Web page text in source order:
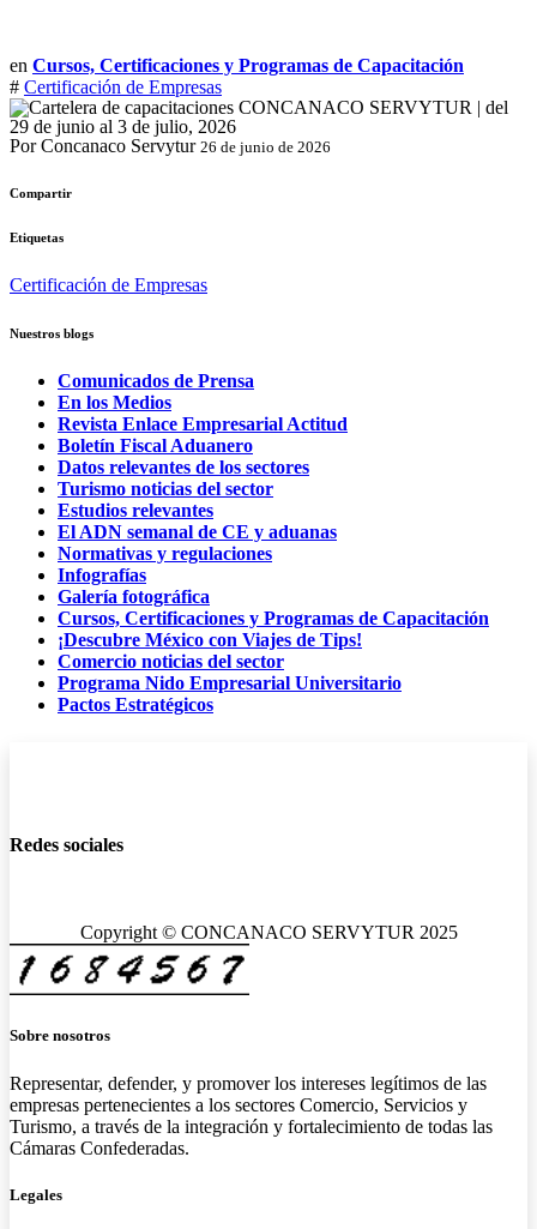
en Cursos, Certificaciones y Programas de Capacitación
# Certificación de Empresas
Por Concanaco Servytur 26 de junio de 2026
Compartir
Etiquetas
Certificación de Empresas
Nuestros blogs
Comunicados de Prensa
En los Medios
Revista Enlace Empresarial Actitud
Boletín Fiscal Aduanero
Datos relevantes de los sectores
Turismo noticias del sector
Estudios relevantes
El ADN semanal de CE y aduanas
Normativas y regulaciones
Infografías
Galería fotográfica
Cursos, Certificaciones y Programas de Capacitación
¡Descubre México con Viajes de Tips!
Comercio noticias del sector
Programa Nido Empresarial Universitario
Pactos Estratégicos
Redes sociales
Copyright © CONCANACO SERVYTUR 2025
Sobre nosotros
Representar, defender, y promover los intereses legítimos de las
empresas pertenecientes a los sectores Comercio, Servicios y
Turismo, a través de la integración y fortalecimiento de todas las
Cámaras Confederadas.
Legales